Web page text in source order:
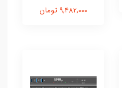
9,482,000 تومان